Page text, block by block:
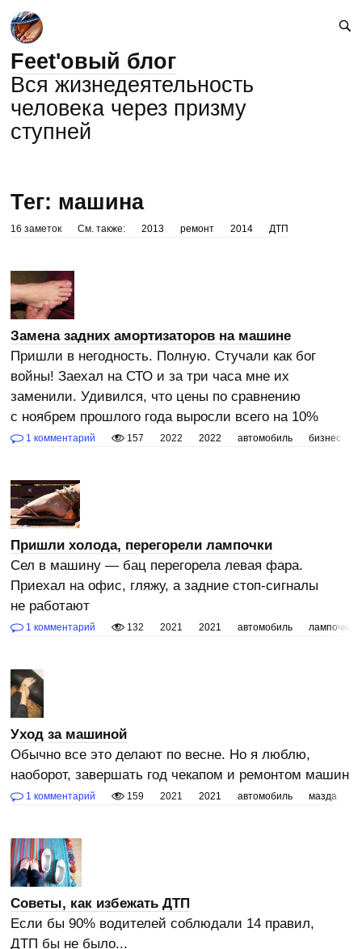
Feet'овый блог
Вся жизнедеятельность
человека через призму
ступней
Тег: машина
16 заметок См. также: 2013 ремонт 2014 ДТП
Замена задних амортизаторов на машине
Пришли в негодность. Полную. Стучали как бог
войны! Заехал на СТО и за три часа мне их
заменили. Удивился, что цены по сравнению
с ноябрем прошлого года выросли всего на 10%
1 комментарий 157 2022 2022 автомобиль бизнес
Пришли холода, перегорели лампочки
Сел в машину — бац перегорела левая фара.
Приехал на офис, гляжу, а задние стоп-сигналы
не работают
1 комментарий 132 2021 2021 автомобиль лампочки
Уход за машиной
Обычно все это делают по весне. Но я люблю,
наоборот, завершать год чекапом и ремонтом машин
1 комментарий 159 2021 2021 автомобиль мазда
Советы, как избежать ДТП
Если бы 90% водителей соблюдали 14 правил,
ДТП бы не было...